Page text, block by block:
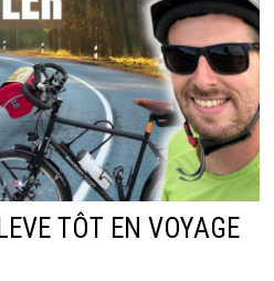
TÔT EN VOYAGE